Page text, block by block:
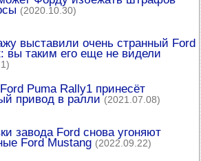
(2020.10.30)
выставили очень странный Ford
вы таким его еще не видели
Puma Rally1 принесёт
привод в ралли(2021.07.08)
завода Ford снова угоняют
Ford Mustang (2022.09.22)